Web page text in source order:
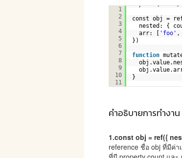
1
2
3
4
5
6
7
8
9
10
11
import { ref }
const obj =
nested: {
arr: [
'foo' ,
})
function
}
คำอธิบายการทำงาน
1.const obj = ref({
reference ชื่อ obj ที่มีค่